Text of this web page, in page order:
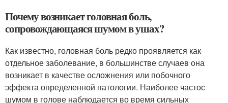
Почему возникает головная боль,
сопровождающаяся шумом в ушах?
Как известно, головная боль редко проявляется как
отдельное заболевание, в большинстве случаев она
возникает в качестве осложнения или побочного
эффекта определенной патологии. Наиболее частос
шумом в голове наблюдается во время сильных